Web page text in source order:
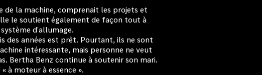
de la machine, comprenait les projets et
le soutient également de façon tout à
d’allumage.
des années est prêt. Pourtant, ils ne sont
intéressante, mais personne ne veut
Bertha Benz continue à soutenir son mari.
à moteur à essence ».